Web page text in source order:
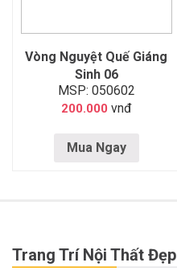
Vòng Nguyệt Quế Giáng
Sinh 06
MSP: 050602
200.000 vnđ
Mua Ngay
Trang Trí Nội Thất Đẹp